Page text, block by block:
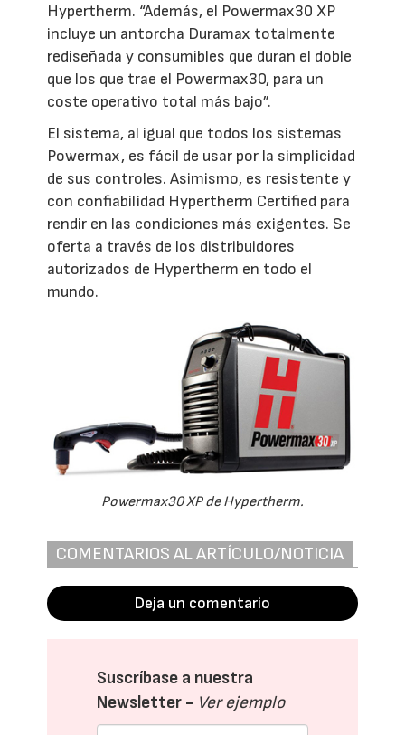
Hypertherm. “Además, el Powermax30 XP
incluye un antorcha Duramax totalmente
rediseñada y consumibles que duran el doble
que los que trae el Powermax30, para un
coste operativo total más bajo”.
El sistema, al igual que todos los sistemas
Powermax, es fácil de usar por la simplicidad
de sus controles. Asimismo, es resistente y
con confiabilidad Hypertherm Certified para
rendir en las condiciones más exigentes. Se
oferta a través de los distribuidores
autorizados de Hypertherm en todo el
mundo.
Powermax30 XP de Hypertherm.
COMENTARIOS AL ARTÍCULO/NOTICIA
Deja un comentario
Suscríbase a nuestra
Newsletter - Ver ejemplo